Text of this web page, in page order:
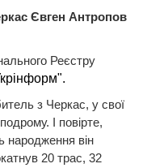
Євген Антропов
Реєстру
з Черкас, у свої
І повірте,
народження він
20 трас, 32